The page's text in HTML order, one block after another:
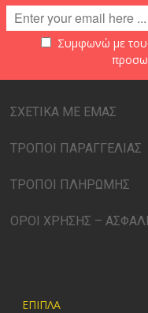
Συμφωνώ με
ΣΧΕΤΙΚΑ ΜΕ ΕΜΑΣ
ΤΡΟΠΟΙ ΠΑΡΑΓΓΕΛΙΑΣ
ΤΡΟΠΟΙ ΠΛΗΡΩΜΗΣ
ΟΡΟΙ ΧΡΗΣΗΣ –
ΕΠΙΠΛΑ